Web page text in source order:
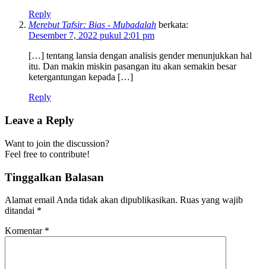
Reply
Merebut Tafsir: Bias - Mubadalah berkata:
Desember 7, 2022 pukul 2:01 pm
[…] tentang lansia dengan analisis gender menunjukkan hal
itu. Dan makin miskin pasangan itu akan semakin besar
ketergantungan kepada […]
Reply
Leave a Reply
Want to join the discussion?
Feel free to contribute!
Tinggalkan Balasan
Alamat email Anda tidak akan dipublikasikan. Ruas yang wajib
ditandai *
Komentar *